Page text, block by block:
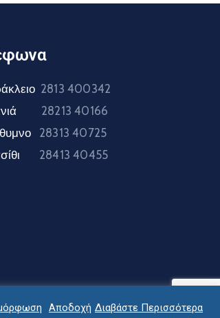
2813 400342
28213 40166
28313 40725
28413 40455
Αποδοχή Διαβάστε Περισσότερα